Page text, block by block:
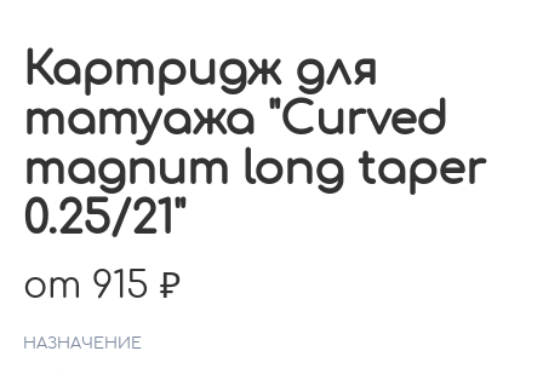
Картридж для
татуажа "Curved
magnum long taper
0.25/21"
от 915
НАЗНАЧЕНИЕ